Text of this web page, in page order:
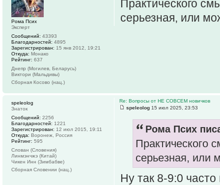
Практического
серьезная, или
Рома Псих
Эксперт
Сообщений: 43393
Благодарностей: 4895
Зарегистрирован: 15 янв 2012, 19:21
Откуда: Монако
Рейтинг: 637
Днепр (Могилев, Беларусь)
Виктори (Мальдивы)
Сборная Косово (нац.)
Re: Вопросы от НЕ СОВСЕМ новичков
speleolog 15 июл 2025, 23:53
Рома Псих
Практического
серьезная, или
Ну так 8-9:0
speleolog
Знаток
Сообщений: 2256
Благодарностей: 1221
Зарегистрирован: 12 июл 2015, 19:11
Откуда: Воронеж, Россия
Рейтинг: 595
Слован (Словения)
Линмэнчжэ (Китай)
Чикен Инн (Зимбабве)
Сборная Словении (нац.)